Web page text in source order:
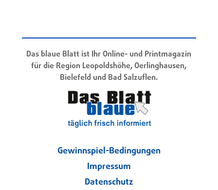
Das blaue Blatt ist Ihr Online- und Printmagazin
für die Region Leopoldshöhe, Oerlinghausen,
Bielefeld und Bad Salzuflen.
Gewinnspiel-Bedingungen
Impressum
Datenschutz